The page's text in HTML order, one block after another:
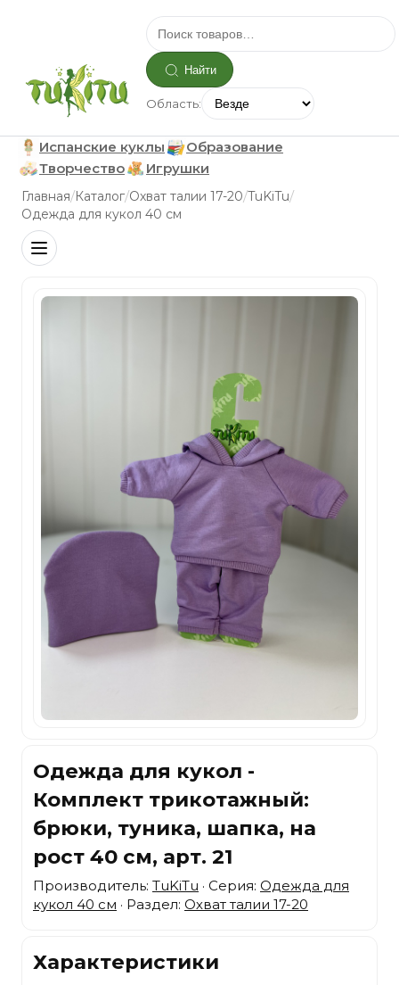
Найти
Область:
Испанские куклы
Образование
Творчество
Игрушки
Главная/Каталог/Охват талии 17-20/TuKiTu/
Одежда для кукол 40 см
Одежда для кукол -
Комплект трикотажный:
брюки, туника, шапка, на
рост 40 см, арт. 21
Производитель: TuKiTu · Серия: Одежда для
кукол 40 см · Раздел: Охват талии 17-20
Характеристики